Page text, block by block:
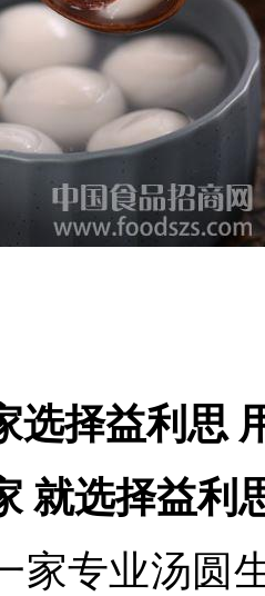
选择益利思
就选择益利
家专业汤圆